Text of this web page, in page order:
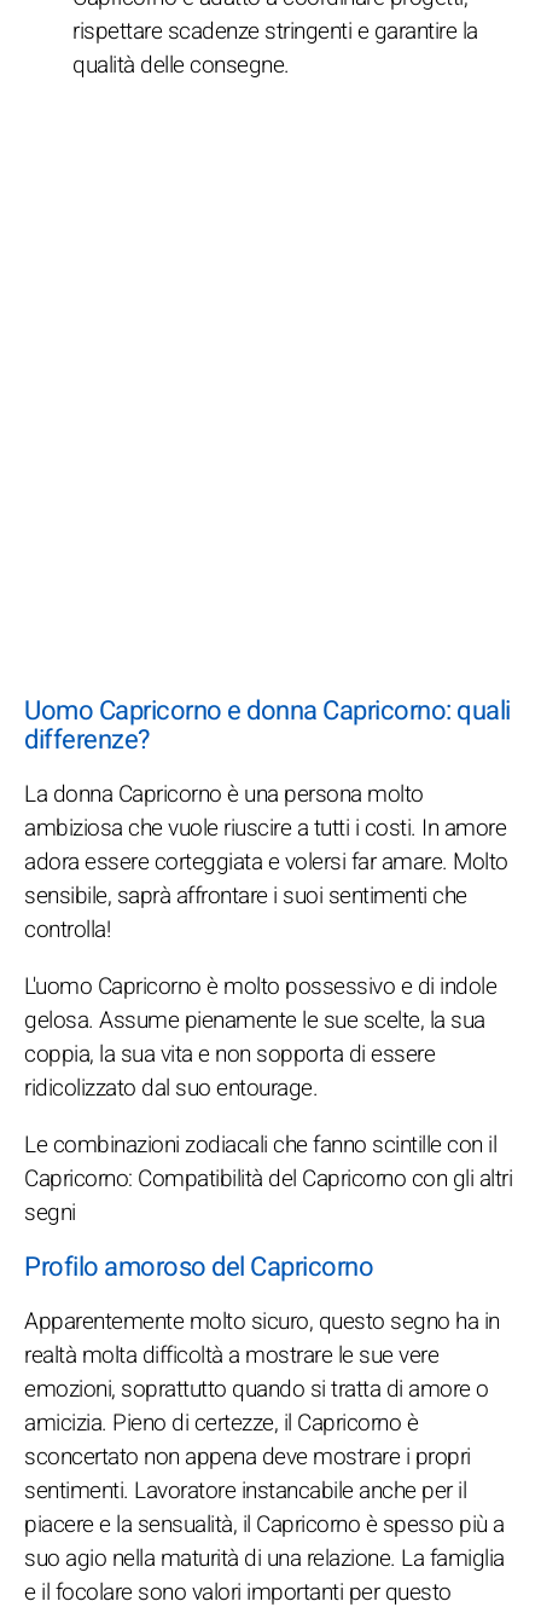
rispettare scadenze stringenti e garantire la
qualità delle consegne.
Uomo Capricorno e donna Capricorno: quali
differenze?
La donna Capricorno è una persona molto
ambiziosa che vuole riuscire a tutti i costi. In amore
adora essere corteggiata e volersi far amare. Molto
sensibile, saprà affrontare i suoi sentimenti che
controlla!
L'uomo Capricorno è molto possessivo e di indole
gelosa. Assume pienamente le sue scelte, la sua
coppia, la sua vita e non sopporta di essere
ridicolizzato dal suo entourage.
Le combinazioni zodiacali che fanno scintille con il
Capricorno: Compatibilità del Capricorno con gli altri
segni
Profilo amoroso del Capricorno
Apparentemente molto sicuro, questo segno ha in
realtà molta difficoltà a mostrare le sue vere
emozioni, soprattutto quando si tratta di amore o
amicizia. Pieno di certezze, il Capricorno è
sconcertato non appena deve mostrare i propri
sentimenti. Lavoratore instancabile anche per il
piacere e la sensualità, il Capricorno è spesso più a
suo agio nella maturità di una relazione. La famiglia
e il focolare sono valori importanti per questo